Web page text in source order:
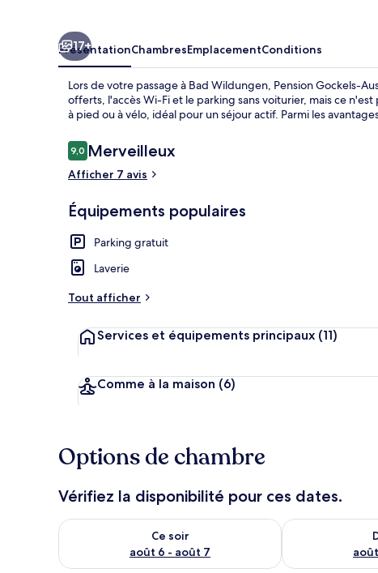
17+
PrésentationChambresEmplacementConditions
Lors de votre passage à Bad Wildungen, Pension Gockels-
offerts, l'accès Wi-Fi et le parking sans voiturier, mais ce
à pied ou à vélo, idéal pour un séjour actif. Parmi les
Avis
voyageurs
9,09,0 sur 10
Merveilleux
Afficher 7 avis
Équipements populaires
Parking gratuit
Laverie
Tout afficher
Services et équipements principaux (11)
Comme à la maison (6)
Options de chambre
Vérifiez la disponibilité pour ces dates.
Ce soir
août 6 - août 7
Vérifier la disponibilité pour ce soir août 6 - août 7
Vérifier la